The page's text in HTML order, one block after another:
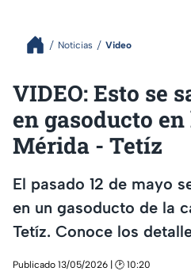
Noticias Video
VIDEO: Esto se
en gasoducto
Mérida - Tetíz
El pasado 12 de mayo
en un gasoducto de la
Tetíz. Conoce los
Publicado 13/05/2026 | 🕑 10:20